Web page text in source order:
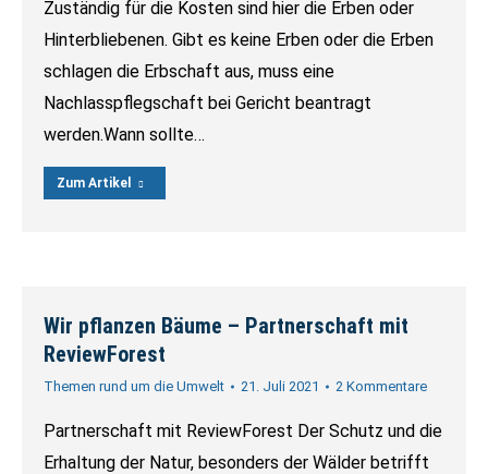
Zuständig für die Kosten sind hier die Erben oder
Hinterbliebenen. Gibt es keine Erben oder die Erben
schlagen die Erbschaft aus, muss eine
Nachlasspflegschaft bei Gericht beantragt
werden.Wann sollte…
Zum Artikel
Wir pflanzen Bäume – Partnerschaft mit
ReviewForest
Themen rund um die Umwelt 21. Juli 2021 2 Kommentare
Partnerschaft mit ReviewForest Der Schutz und die
Erhaltung der Natur, besonders der Wälder betrifft